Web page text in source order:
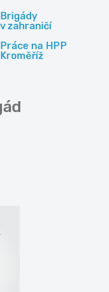
Brigády
v zahraničí
Práce na HPP
Kroměříž